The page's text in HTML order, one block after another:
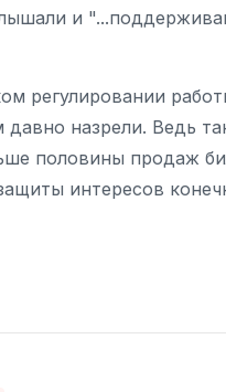
и
регулировании
назрели. Ведь
половины продаж
интересов